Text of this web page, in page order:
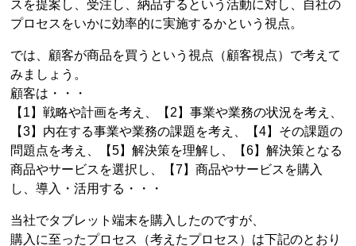
スを提案し、受注し、納品するという活動に対し、自社の
プロセスをいかに効率的に実施するかという視点。
では、顧客が商品を買うという視点（顧客視点）で考えて
みましょう。
顧客は・・・
【1】戦略や計画を考え、【2】事業や業務の状況を考え、
【3】内在する事業や業務の課題を考え、【4】その課題の
問題点を考え、【5】解決策を理解し、【6】解決策となる
商品やサービスを選択し、【7】商品やサービスを購入
し、導入・活用する・・・
当社でタブレット端末を購入したのですが、
購入に至ったプロセス（考えたプロセス）は下記のとおり